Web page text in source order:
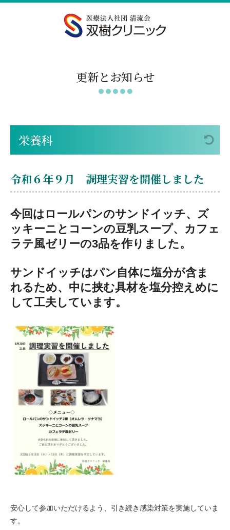
更新とお知らせ
栄養科
令和６年９月 調理実習を開催しました
今回はロールパンのサンドイッチ、ズ
ッキーニとコーンの豆乳スープ、カフェ
ラテ風ゼリーの3品を作りました。
サンドイッチはパン自体に塩分が含ま
れるため、中に挟む具材を塩分控えめに
して工夫しています。
安心して参加いただけるよう、引き続き感染対策を実施していま
す。